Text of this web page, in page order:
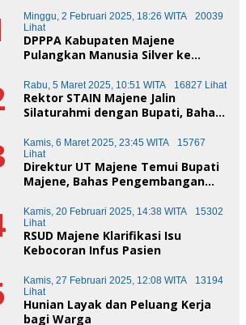
Minggu, 2 Februari 2025, 18:26 WITA
20039
Lihat
DPPPA Kabupaten Majene
Pulangkan Manusia Silver ke
Rabu, 5 Maret 2025, 10:51 WITA 16827 Lihat
Rektor STAIN Majene Jalin
Silaturahmi dengan Bupati, Bahas
Kamis, 6 Maret 2025, 23:45 WITA
15767
Lihat
Direktur UT Majene Temui Bupati
Majene, Bahas Pengembangan
Kamis, 20 Februari 2025, 14:38 WITA
15302
Lihat
RSUD Majene Klarifikasi Isu
Kebocoran Infus Pasien
Kamis, 27 Februari 2025, 12:08 WITA
13194
Lihat
Hunian Layak dan Peluang Kerja
bagi Warga